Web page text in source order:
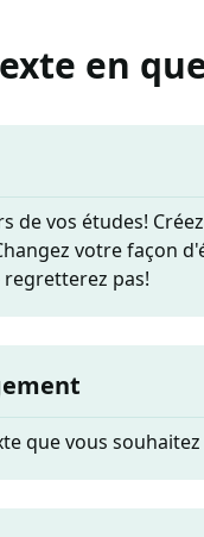
en
de vos études!
votre façon
regretterez pas!
que vous